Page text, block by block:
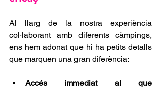
Al llarg de la nostra experiència
col·laborant amb diferents càmpings,
ens hem adonat que hi ha petits detalls
que marquen una gran diferència:
Accés immediat al que